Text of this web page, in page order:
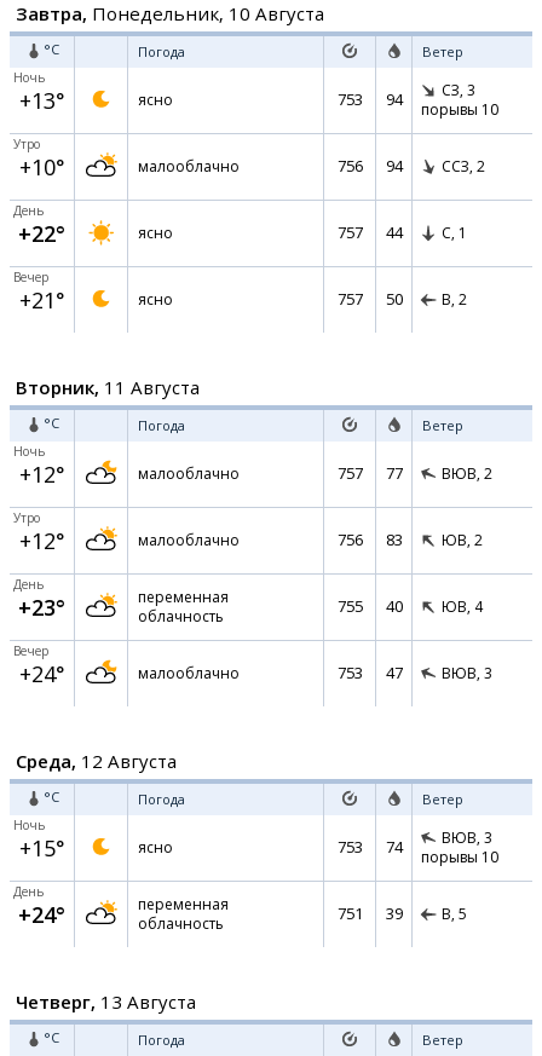
Завтра, Понедельник, 10 Августа
°C Погода Ветер
Ночь
+13° ясно 753 94 СЗ, 3
порывы 10
Утро
+10° малооблачно 756 94 ССЗ, 2
День
+22° ясно 757 44 С, 1
Вечер
+21° ясно 757 50 В, 2
Вторник, 11 Августа
°C Погода Ветер
Ночь
+12° малооблачно 757 77 ВЮВ, 2
Утро
+12° малооблачно 756 83 ЮВ, 2
День
+23°
переменная
облачность
755 40 ЮВ, 4
Вечер
+24° малооблачно 753 47 ВЮВ, 3
Среда, 12 Августа
°C Погода Ветер
Ночь
+15° ясно 753 74 ВЮВ, 3
порывы 10
День
+24°
переменная
облачность
751 39 В, 5
Четверг, 13 Августа
°C Погода Ветер